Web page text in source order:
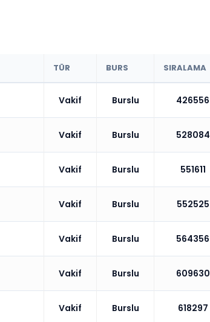
TÜR BURS SIRALAMA
Vakif Burslu 426556
Vakif Burslu 528084
Vakif Burslu 551611
Vakif Burslu 552525
Vakif Burslu 564356
Vakif Burslu 609630
Vakif Burslu 618297